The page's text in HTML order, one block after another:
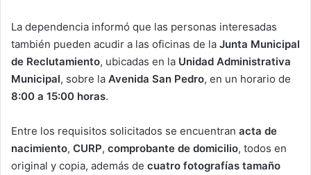
La dependencia informó que las personas interesadas
también pueden acudir a las oficinas de la Junta Municipal
de Reclutamiento, ubicadas en la Unidad Administrativa
Municipal, sobre la Avenida San Pedro, en un horario de
8:00 a 15:00 horas.
Entre los requisitos solicitados se encuentran acta de
nacimiento, CURP, comprobante de domicilio, todos en
original y copia, además de cuatro fotografías tamaño